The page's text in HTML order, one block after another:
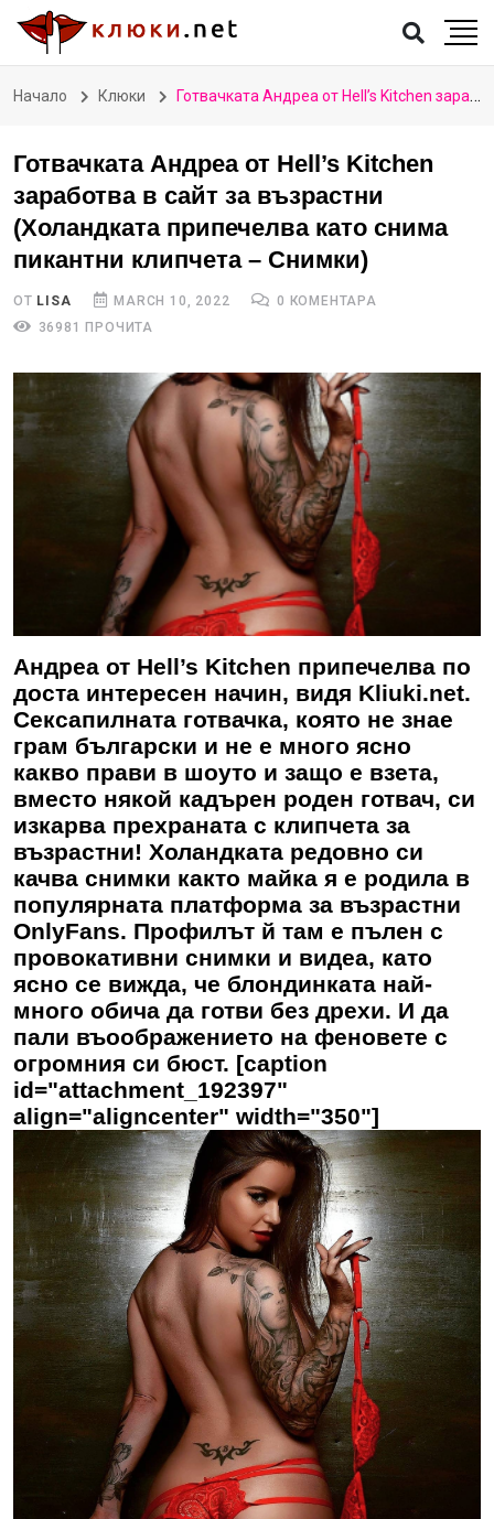
Начало Клюки Готвачката Андреа от Hell’s Kitchen заработва в сайт за възрастни (Холандката припечелва като снима пикантни клипчета – Снимки)
Готвачката Андреа от Hell’s Kitchen
заработва в сайт за възрастни
(Холандката припечелва като снима
пикантни клипчета – Снимки)
ОТ LISA MARCH 10, 2022
0 КОМЕНТАРА
36981 ПРОЧИТА
Андреа от Hell’s Kitchen припечелва по
доста интересен начин, видя Kliuki.net.
Сексапилната готвачка, която не знае
грам български и не е много ясно
какво прави в шоуто и защо е взета,
вместо някой кадърен роден готвач, си
изкарва прехраната с клипчета за
възрастни! Холандката редовно си
качва снимки както майка я е родила в
популярната платформа за възрастни
OnlyFans. Профилът й там е пълен с
провокативни снимки и видеа, като
ясно се вижда, че блондинката най-
много обича да готви без дрехи. И да
пали въоображението на феновете с
огромния си бюст. [caption
id="attachment_192397"
align="aligncenter" width="350"]